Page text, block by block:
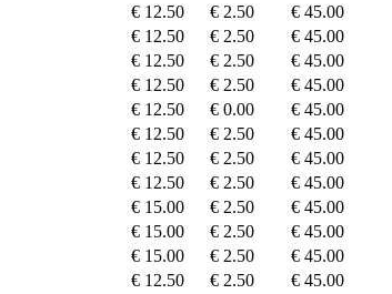
€ 12.50 € 2.50
€ 45.00
€ 12.50 € 2.50
€ 45.00
€ 12.50 € 2.50
€ 45.00
€ 12.50 € 2.50
€ 45.00
€ 12.50 € 0.00
€ 45.00
€ 12.50 € 2.50
€ 45.00
€ 12.50 € 2.50
€ 45.00
€ 12.50 € 2.50
€ 45.00
€ 15.00 € 2.50
€ 45.00
€ 15.00 € 2.50
€ 45.00
€ 15.00 € 2.50
€ 45.00
€ 12.50 € 2.50 € 45.00